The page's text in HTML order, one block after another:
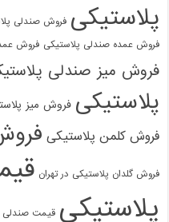
پلاستیکی فروش صندلی
فروش عمده صندلی پلاستیکی فروش
فروش میز صندلی
پلاستیکی فروش میز
فروش کلمن پلاستیکی
فروش گلدان پلاستیکی در تهران
پلاستیکی قیمت صندلی